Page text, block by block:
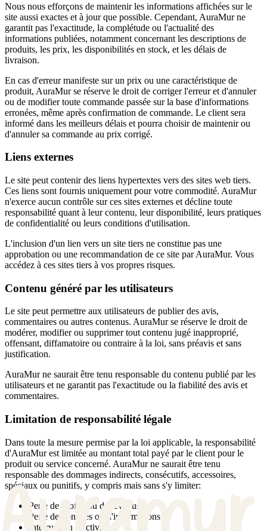
Nous nous efforçons de maintenir les informations affichées sur le
site aussi exactes et à jour que possible. Cependant, AuraMur ne
garantit pas l'exactitude, la complétude ou l'actualité des
informations publiées, notamment concernant les descriptions de
produits, les prix, les disponibilités en stock, et les délais de
livraison.
En cas d'erreur manifeste sur un prix ou une caractéristique de
produit, AuraMur se réserve le droit de corriger l'erreur et d'annuler
ou de modifier toute commande passée sur la base d'informations
erronées, même après confirmation de commande. Le client sera
informé dans les meilleurs délais et pourra choisir de maintenir ou
d'annuler sa commande au prix corrigé.
Liens externes
Le site peut contenir des liens hypertextes vers des sites web tiers.
Ces liens sont fournis uniquement pour votre commodité. AuraMur
n'exerce aucun contrôle sur ces sites externes et décline toute
responsabilité quant à leur contenu, leur disponibilité, leurs pratiques
de confidentialité ou leurs conditions d'utilisation.
L'inclusion d'un lien vers un site tiers ne constitue pas une
approbation ou une recommandation de ce site par AuraMur. Vous
accédez à ces sites tiers à vos propres risques.
Contenu généré par les utilisateurs
Le site peut permettre aux utilisateurs de publier des avis,
commentaires ou autres contenus. AuraMur se réserve le droit de
modérer, modifier ou supprimer tout contenu jugé inapproprié,
offensant, diffamatoire ou contraire à la loi, sans préavis et sans
justification.
AuraMur ne saurait être tenu responsable du contenu publié par les
utilisateurs et ne garantit pas l'exactitude ou la fiabilité des avis et
commentaires.
Limitation de responsabilité légale
Dans toute la mesure permise par la loi applicable, la responsabilité
d'AuraMur est limitée au montant total payé par le client pour le
produit ou service concerné. AuraMur ne saurait être tenu
responsable des dommages indirects, consécutifs, accessoires,
spéciaux ou punitifs, y compris mais sans s'y limiter:
Perte de profits ou de revenus
Perte de données ou d'informations
Interruption d'activité